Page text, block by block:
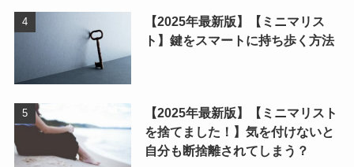
【2025年最新版】【ミニマリス
ト】鍵をスマートに持ち歩く方法
【2025年最新版】【ミニマリスト
を捨てました！】気を付けないと
自分も断捨離されてしまう？